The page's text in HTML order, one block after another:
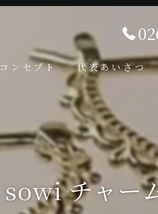
コンセプト 代表あいさつ
sowi チャー